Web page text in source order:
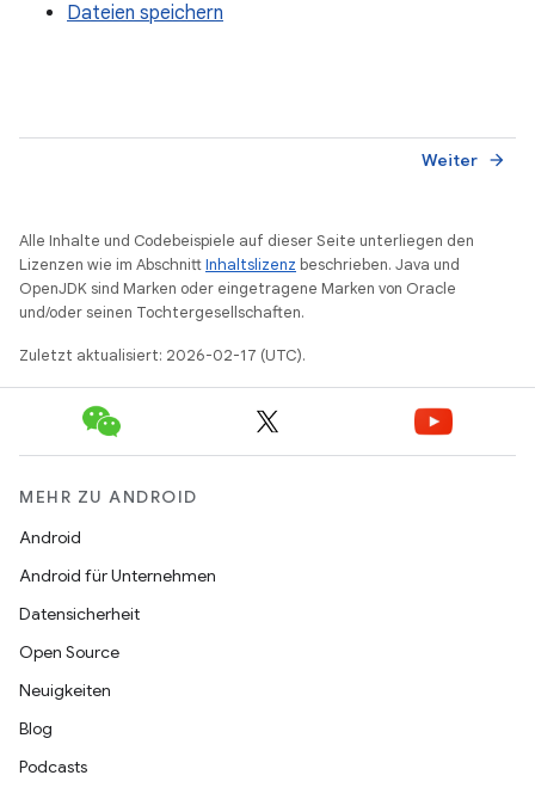
Dateien speichern
Weiter arrow_forward
Alle Inhalte und Codebeispiele auf dieser Seite unterliegen den
Lizenzen wie im AbschnittInhaltslizenz beschrieben. Java und
OpenJDK sind Marken oder eingetragene Marken von Oracle
und/oder seinen Tochtergesellschaften.
Zuletzt aktualisiert: 2026-02-17 (UTC).
MEHR ZU ANDROID
Android
Android für Unternehmen
Datensicherheit
Open Source
Neuigkeiten
Blog
Podcasts